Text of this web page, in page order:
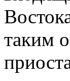
таким